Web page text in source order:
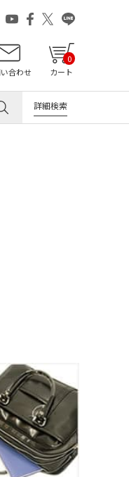
合わせ カート
0
詳細検索